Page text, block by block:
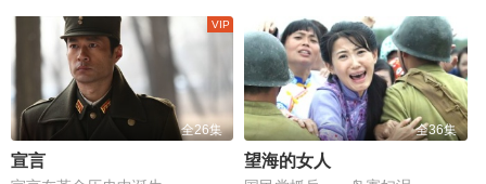
全26集
宣言
全36集
望海的女人